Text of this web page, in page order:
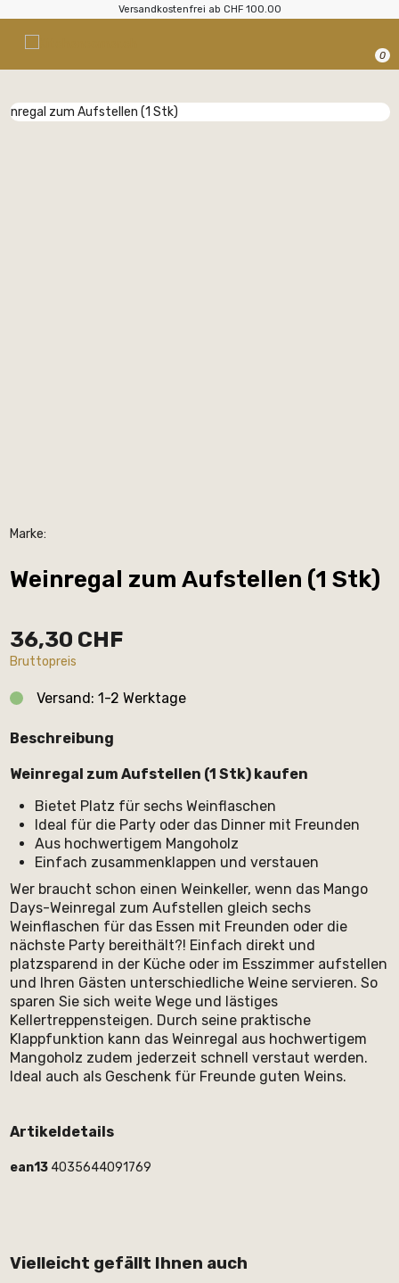
Versandkostenfrei ab CHF 100.00
0
Marke:
Weinregal zum Aufstellen (1 Stk)
36,30 CHF
Bruttopreis
Versand: 1-2 Werktage
Beschreibung
Weinregal zum Aufstellen (1 Stk) kaufen
Bietet Platz für sechs Weinflaschen
Ideal für die Party oder das Dinner mit Freunden
Aus hochwertigem Mangoholz
Einfach zusammenklappen und verstauen
Wer braucht schon einen Weinkeller, wenn das Mango
Days-Weinregal zum Aufstellen gleich sechs
Weinflaschen für das Essen mit Freunden oder die
nächste Party bereithält?! Einfach direkt und
platzsparend in der Küche oder im Esszimmer aufstellen
und Ihren Gästen unterschiedliche Weine servieren. So
sparen Sie sich weite Wege und lästiges
Kellertreppensteigen. Durch seine praktische
Klappfunktion kann das Weinregal aus hochwertigem
Mangoholz zudem jederzeit schnell verstaut werden.
Ideal auch als Geschenk für Freunde guten Weins.
Artikeldetails
ean13 4035644091769
Vielleicht gefällt Ihnen auch